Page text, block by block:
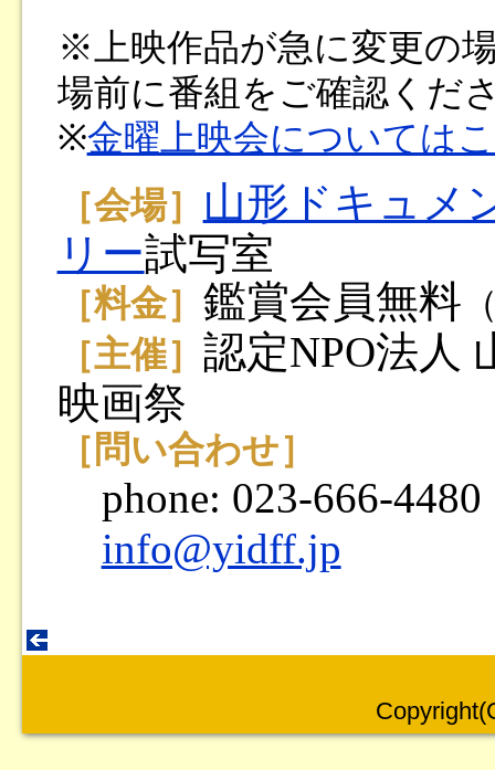
※上映作品が急に変更の
場前に番組をご確認くだ
※金曜上映会については
［会場］ 山形ドキュメ
リー試写室
［料金］ 鑑賞会員無料
［主催］ 認定NPO法人
映画祭
［問い合わせ］
phone: 023-666-4480
info@yidff.jp